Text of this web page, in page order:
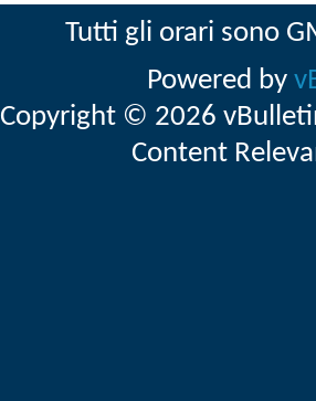
Tutti gli orari sono
Powered by
Copyright © 2026
Content